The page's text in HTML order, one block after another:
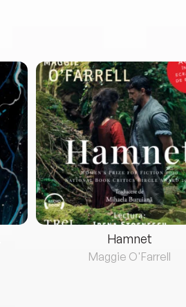
Hamnet
Maggie O'Farrell